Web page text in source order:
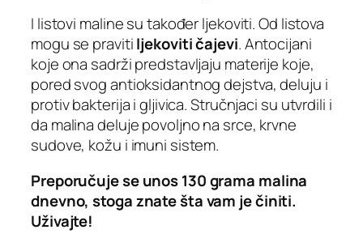
I listovi maline su također ljekoviti. Od listova
mogu se pravitiljekoviti čajevi. Antocijani
koje ona sadrži predstavljaju materije koje,
pored svog antioksidantnog dejstva, deluju i
protiv bakterija i gljivica. Stručnjaci su utvrdili i
da malina deluje povoljno na srce, krvne
sudove, kožu i imuni sistem.
Preporučuje se unos 130 grama malina
dnevno, stoga znate šta vam je činiti.
Uživajte!